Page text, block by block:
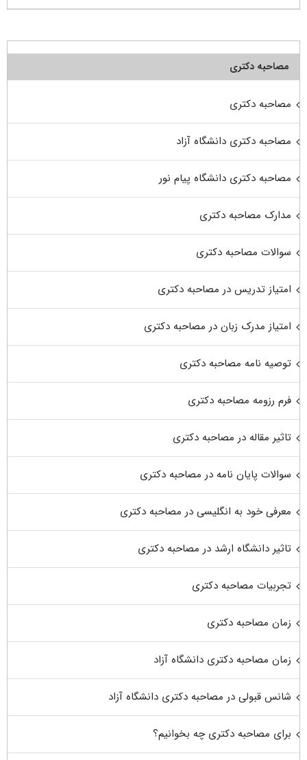
مصاحبه دکتری
مصاحبه دکتری
مصاحبه دکتری دانشگاه آزاد
مصاحبه دکتری دانشگاه پیام نور
مدارک مصاحبه دکتری
سوالات مصاحبه دکتری
امتیاز تدریس در مصاحبه دکتری
امتیاز مدرک زبان در مصاحبه دکتری
توصیه نامه مصاحبه دکتری
فرم رزومه مصاحبه دکتری
تاثیر مقاله در مصاحبه دکتری
سوالات پایان نامه در مصاحبه دکتری
معرفی خود به انگلیسی در مصاحبه دکتری
تاثیر دانشگاه ارشد در مصاحبه دکتری
تجربیات مصاحبه دکتری
زمان مصاحبه دکتری
زمان مصاحبه دکتری دانشگاه آزاد
شانس قبولی در مصاحبه دکتری دانشگاه آزاد
برای مصاحبه دکتری چه بخوانیم؟